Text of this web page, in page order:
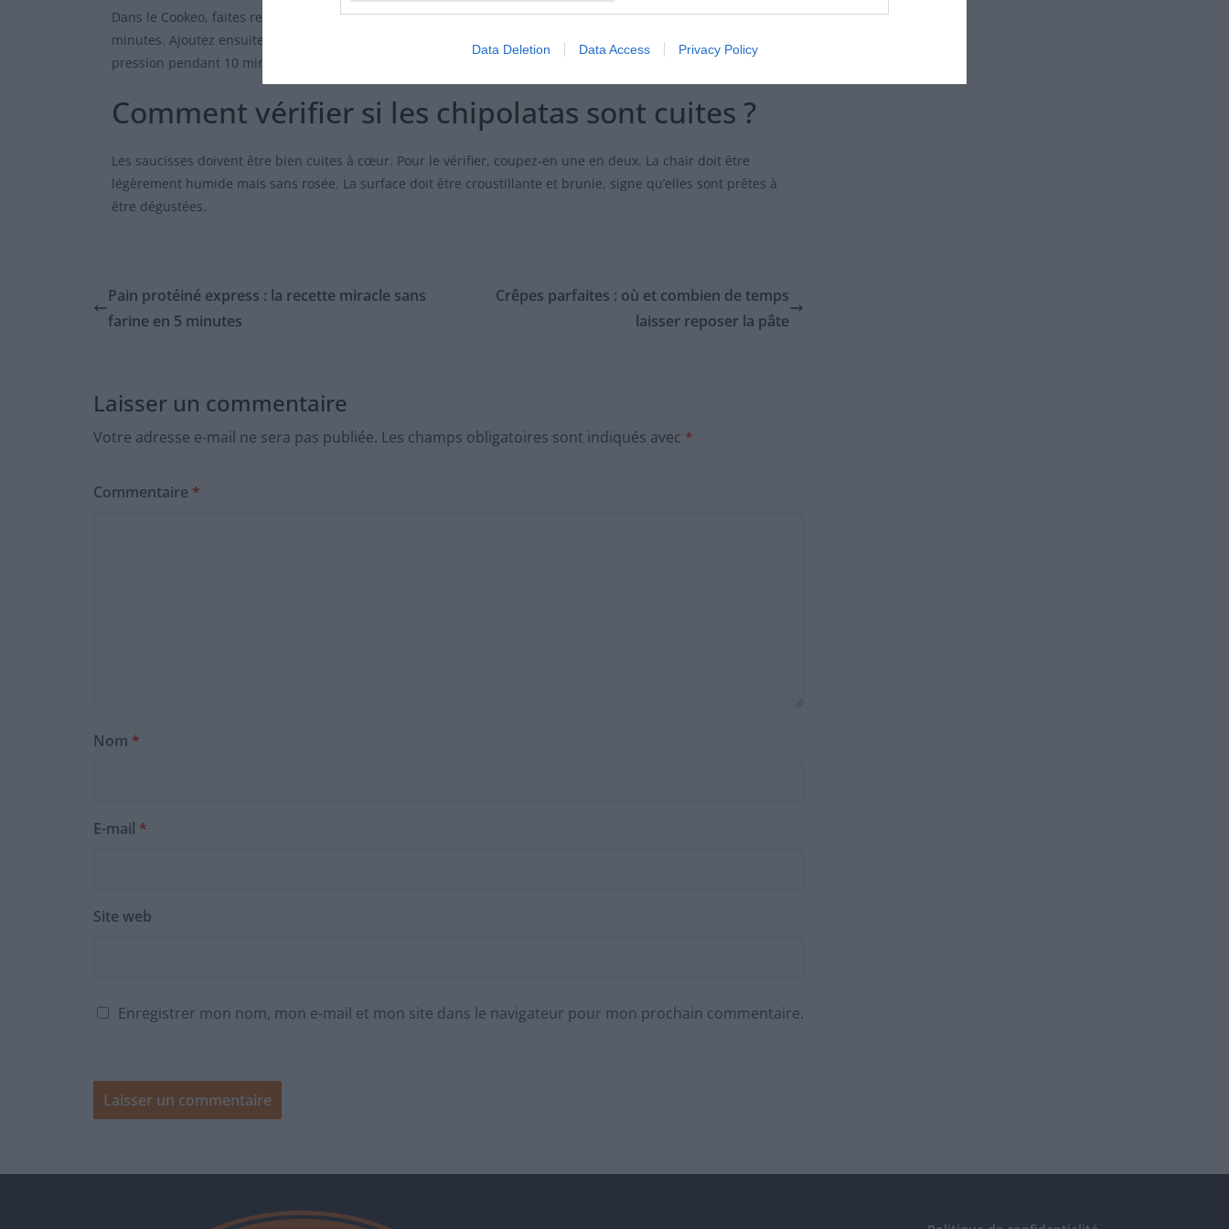
Data Deletion Data Access Privacy Policy
Dans le Cookeo, faites revenir un filet d’huile avec un oignon émincé. Ajoutez les chipolatas et faites revenir 2
minutes. Ajoutez ensuite deux courgettes en rondelles et un verre de bouillon. Lancez la cuisson sous
pression pendant 10 minutes.
Comment vérifier si les chipolatas sont cuites ?
Les saucisses doivent être bien cuites à cœur. Pour le vérifier, coupez-en une en deux. La chair doit être
légèrement humide mais sans rosée. La surface doit être croustillante et brunie, signe qu’elles sont prêtes à
être dégustées.
Pain protéiné express : la recette miracle sans
farine en 5 minutes
Crêpes parfaites : où et combien de temps
laisser reposer la pâte
Laisser un commentaire
Votre adresse e-mail ne sera pas publiée. Les champs obligatoires sont indiqués avec *
Commentaire *
Nom *
E-mail *
Site web
Enregistrer mon nom, mon e-mail et mon site dans le navigateur pour mon prochain commentaire.